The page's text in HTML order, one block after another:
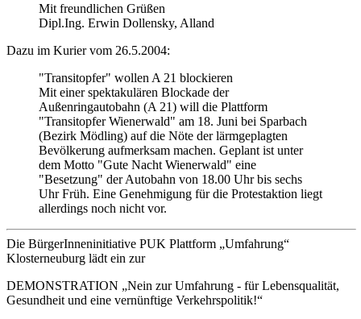
Mit freundlichen Grüßen
Dipl.Ing. Erwin Dollensky, Alland
Dazu im Kurier vom 26.5.2004:
"Transitopfer" wollen A 21 blockieren
Mit einer spektakulären Blockade der
Außenringautobahn (A 21) will die Plattform
"Transitopfer Wienerwald" am 18. Juni bei Sparbach
(Bezirk Mödling) auf die Nöte der lärmgeplagten
Bevölkerung aufmerksam machen. Geplant ist unter
dem Motto "Gute Nacht Wienerwald" eine
"Besetzung" der Autobahn von 18.00 Uhr bis sechs
Uhr Früh. Eine Genehmigung für die Protestaktion liegt
allerdings noch nicht vor.
Die BürgerInneninitiative PUK Plattform „Umfahrung“
Klosterneuburg lädt ein zur
DEMONSTRATION „Nein zur Umfahrung - für Lebensqualität,
Gesundheit und eine vernünftige Verkehrspolitik!“